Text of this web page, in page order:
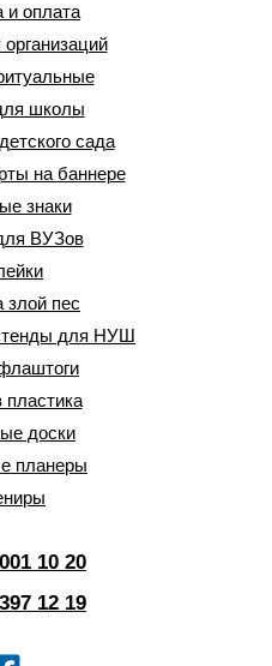
и оплата
школы
сада
на баннере
знаки
ВУЗов
злой пес
для НУШ
доски
планеры
10 20
12 19